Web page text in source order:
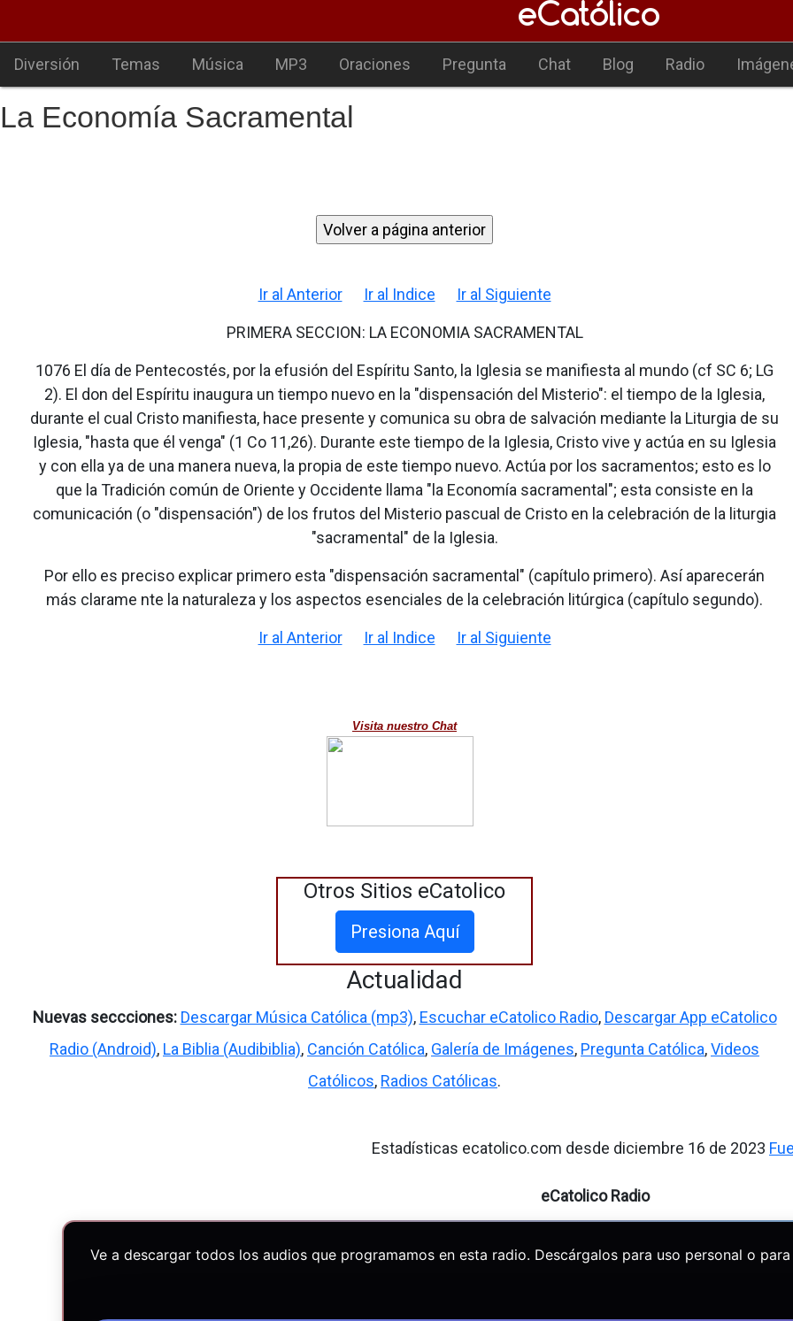
Diversión Temas Música MP3 Oraciones Pregunta Chat Blog Radio
La Economía Sacramental
Ir al Anterior Ir al Indice Ir al Siguiente
PRIMERA SECCION: LA ECONOMIA SACRAMENTAL
1076 El día de Pentecostés, por la efusión del Espíritu Santo, la Iglesia se manifiesta al mundo (cf SC 6; LG
2). El don del Espíritu inaugura un tiempo nuevo en la "dispensación del Misterio": el tiempo de la Iglesia,
durante el cual Cristo manifiesta, hace presente y comunica su obra de salvación mediante la Liturgia de su
Iglesia, "hasta que él venga" (1 Co 11,26). Durante este tiempo de la Iglesia, Cristo vive y actúa en su Iglesia
y con ella ya de una manera nueva, la propia de este tiempo nuevo. Actúa por los sacramentos; esto es lo
que la Tradición común de Oriente y Occidente llama "la Economía sacramental"; esta consiste en la
comunicación (o "dispensación") de los frutos del Misterio pascual de Cristo en la celebración de la liturgia
"sacramental" de la Iglesia.
Por ello es preciso explicar primero esta "dispensación sacramental" (capítulo primero). Así aparecerán
más clarame nte la naturaleza y los aspectos esenciales de la celebración litúrgica (capítulo segundo).
Ir al Anterior Ir al Indice Ir al Siguiente
Visita nuestro Chat
Otros Sitios eCatolico
Presiona Aquí
Actualidad
Nuevas seccciones: Descargar Música Católica (mp3), Escuchar eCatolico Radio, Descargar App eCatolico
Radio (Android), La Biblia (Audibiblia), Canción Católica, Galería de Imágenes, Pregunta Católica,Videos
Católicos, Radios Católicas.
Estadísticas ecatolico.com desde diciembre 16 de 2023
eCatolico Radio